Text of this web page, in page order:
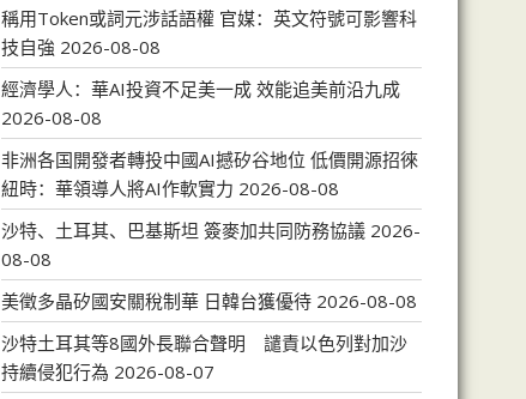
稱用Token或詞元涉話語權 官媒：英文符號可影響科
技自強 2026-08-08
經濟學人：華AI投資不足美一成 效能追美前沿九成
2026-08-08
非洲各国開發者轉投中國AI撼矽谷地位 低價開源招徠
紐時：華領導人將AI作軟實力 2026-08-08
沙特、土耳其、巴基斯坦 簽麥加共同防務協議 2026-
08-08
美徵多晶矽國安關稅制華 日韓台獲優待 2026-08-08
沙特土耳其等8國外長聯合聲明 譴責以色列對加沙
持續侵犯行為 2026-08-07